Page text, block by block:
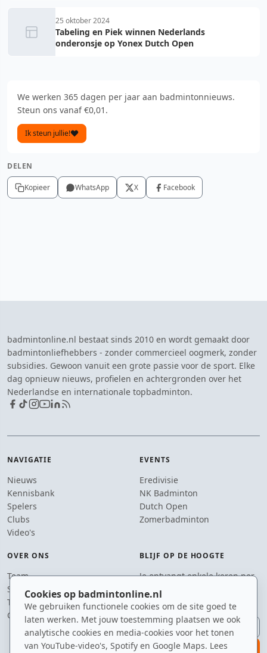
Cookies op badmintonline.nl
We gebruiken functionele cookies om de site goed te
laten werken. Met jouw toestemming plaatsen we ook
analytische cookies en media-cookies voor het tonen
van YouTube-video's, Spotify en Google Maps. Lees
25 oktober 2024
Tabeling en Piek winnen Nederlands
onderonsje op Yonex Dutch Open
We werken 365 dagen per jaar aan badmintonnieuws.
Steun ons vanaf €0,01.
Ik steun jullie!
DELEN
Kopieer WhatsApp X Facebook
badmintonline.nl bestaat sinds 2010 en wordt gemaakt door
badmintonliefhebbers - zonder commercieel oogmerk, zonder
subsidies. Gewoon vanuit een grote passie voor de sport. Elke
dag opnieuw nieuws, profielen en achtergronden over het
Nederlandse en internationale topbadminton.
NAVIGATIE
Nieuws
Kennisbank
Spelers
Clubs
Video's
EVENTS
Eredivisie
NK Badminton
Dutch Open
Zomerbadminton
OVER ONS
Team
Supporters
Tip de redactie
Contact
BLIJF OP DE HOOGTE
Je ontvangt enkele keren per
jaar een e-mail met het
laatste badmintonnieuws.
E-mailadres
aanmelden